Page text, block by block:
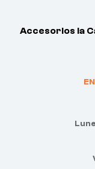
Accesorios la